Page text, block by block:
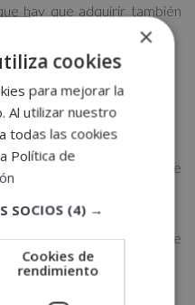
hay que adquirir también
de las empresas.
de laproducción.
y cálculo de
proveedores.
ocurrir en la cadena de
chain.
×
cookies
para mejorar la
Al utilizar nuestro
todas las cookies
Política de
SOCIOS (4) →
Cookies de
rendimiento